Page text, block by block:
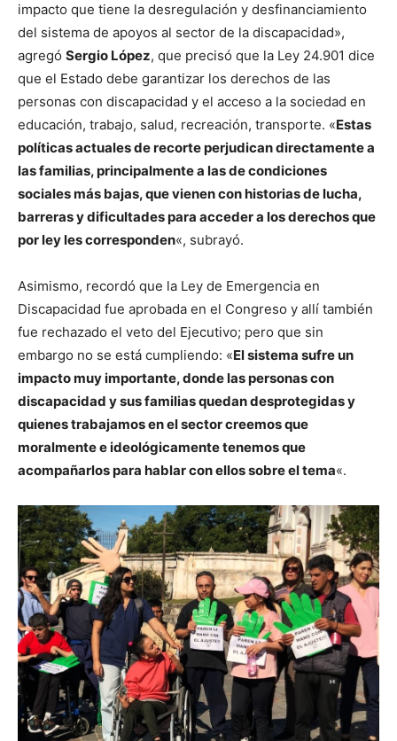
impacto que tiene la desregulación y desfinanciamiento
del sistema de apoyos al sector de la discapacidad»,
agregó Sergio López, que precisó que la Ley 24.901 dice
que el Estado debe garantizar los derechos de las
personas con discapacidad y el acceso a la sociedad en
educación, trabajo, salud, recreación, transporte. «Estas
políticas actuales de recorte perjudican directamente a
las familias, principalmente a las de condiciones
sociales más bajas, que vienen con historias de lucha,
barreras y dificultades para acceder a los derechos que
por ley les corresponden«, subrayó.
Asimismo, recordó que la Ley de Emergencia en
Discapacidad fue aprobada en el Congreso y allí también
fue rechazado el veto del Ejecutivo; pero que sin
embargo no se está cumpliendo: «El sistema sufre un
impacto muy importante, donde las personas con
discapacidad y sus familias quedan desprotegidas y
quienes trabajamos en el sector creemos que
moralmente e ideológicamente tenemos que
acompañarlos para hablar con ellos sobre el tema«.